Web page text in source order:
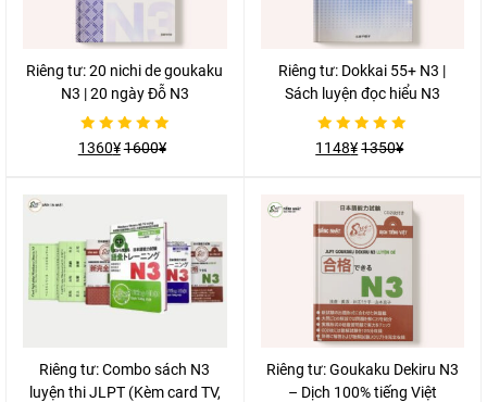
Riêng tư: 20 nichi de goukaku
N3 | 20 ngày Đỗ N3
Được
xếp
1360¥1600¥
Riêng tư: Dokkai 55+ N3 |
Sách luyện đọc hiểu N3
Được
xếp
1148¥ 1350¥
Riêng tư: Combo sách N3
luyện thi JLPT (Kèm card TV,
Riêng tư: Goukaku Dekiru N3
– Dịch 100% tiếng Việt